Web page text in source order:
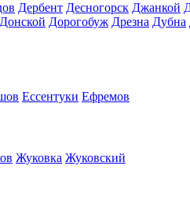
Дербент Десногорск Джанкой
Донской Дорогобуж Дрезна Дубна
Ессентуки Ефремов
Жуковка Жуковский